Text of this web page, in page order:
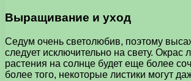
Выращивание и уход
Седум очень светолюбив, поэтому
следует исключительно на свету. Окрас
растения на солнце будет еще более
более того, некоторые листики могут